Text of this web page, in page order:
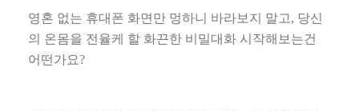
영혼 없는 휴대폰 화면만 멍하니 바라보지 말고, 당신
의 온몸을 전율케 할 화끈한 비밀대화 시작해보는건
어떤가요?